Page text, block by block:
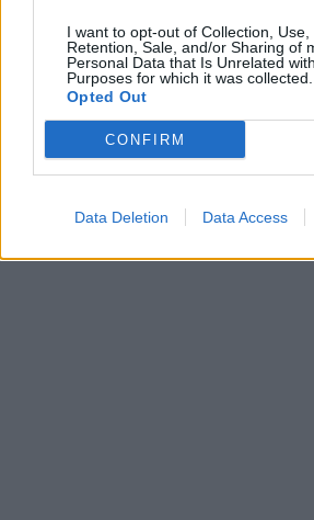
I want to opt-out of Collection, Use,
Retention, Sale, and/or Sharing of
Personal Data that Is Unrelated
Purposes for which it was collected.
Opted Out
CONFIRM
Data Deletion Data Access